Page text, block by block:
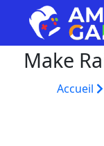
Make
Accueil